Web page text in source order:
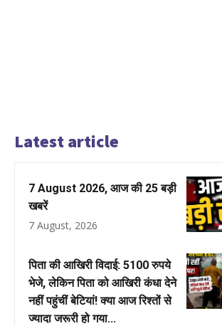
Latest article
7 August 2026, आज की 25 बड़ी
खबरें
7 August, 2026
पिता की आखिरी विदाई: 5100 रुपये
भेजे, लेकिन पिता को आखिरी कंधा देने
नहीं पहुंचीं बेटियां! क्या आज रिश्तों से
ज्यादा जरूरी हो गया...